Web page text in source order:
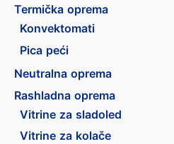
Termička oprema
Konvektomati
Pica peći
Neutralna oprema
Rashladna oprema
Vitrine za sladoled
Vitrine za kolače